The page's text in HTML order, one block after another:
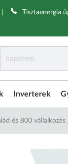
Tisztaenergia
Inverterek
és 800